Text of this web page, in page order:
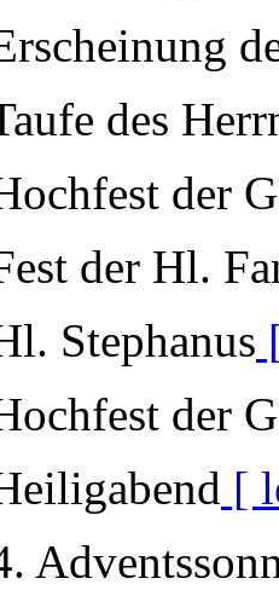
des
der
der Hl.
Stephanus
der
[